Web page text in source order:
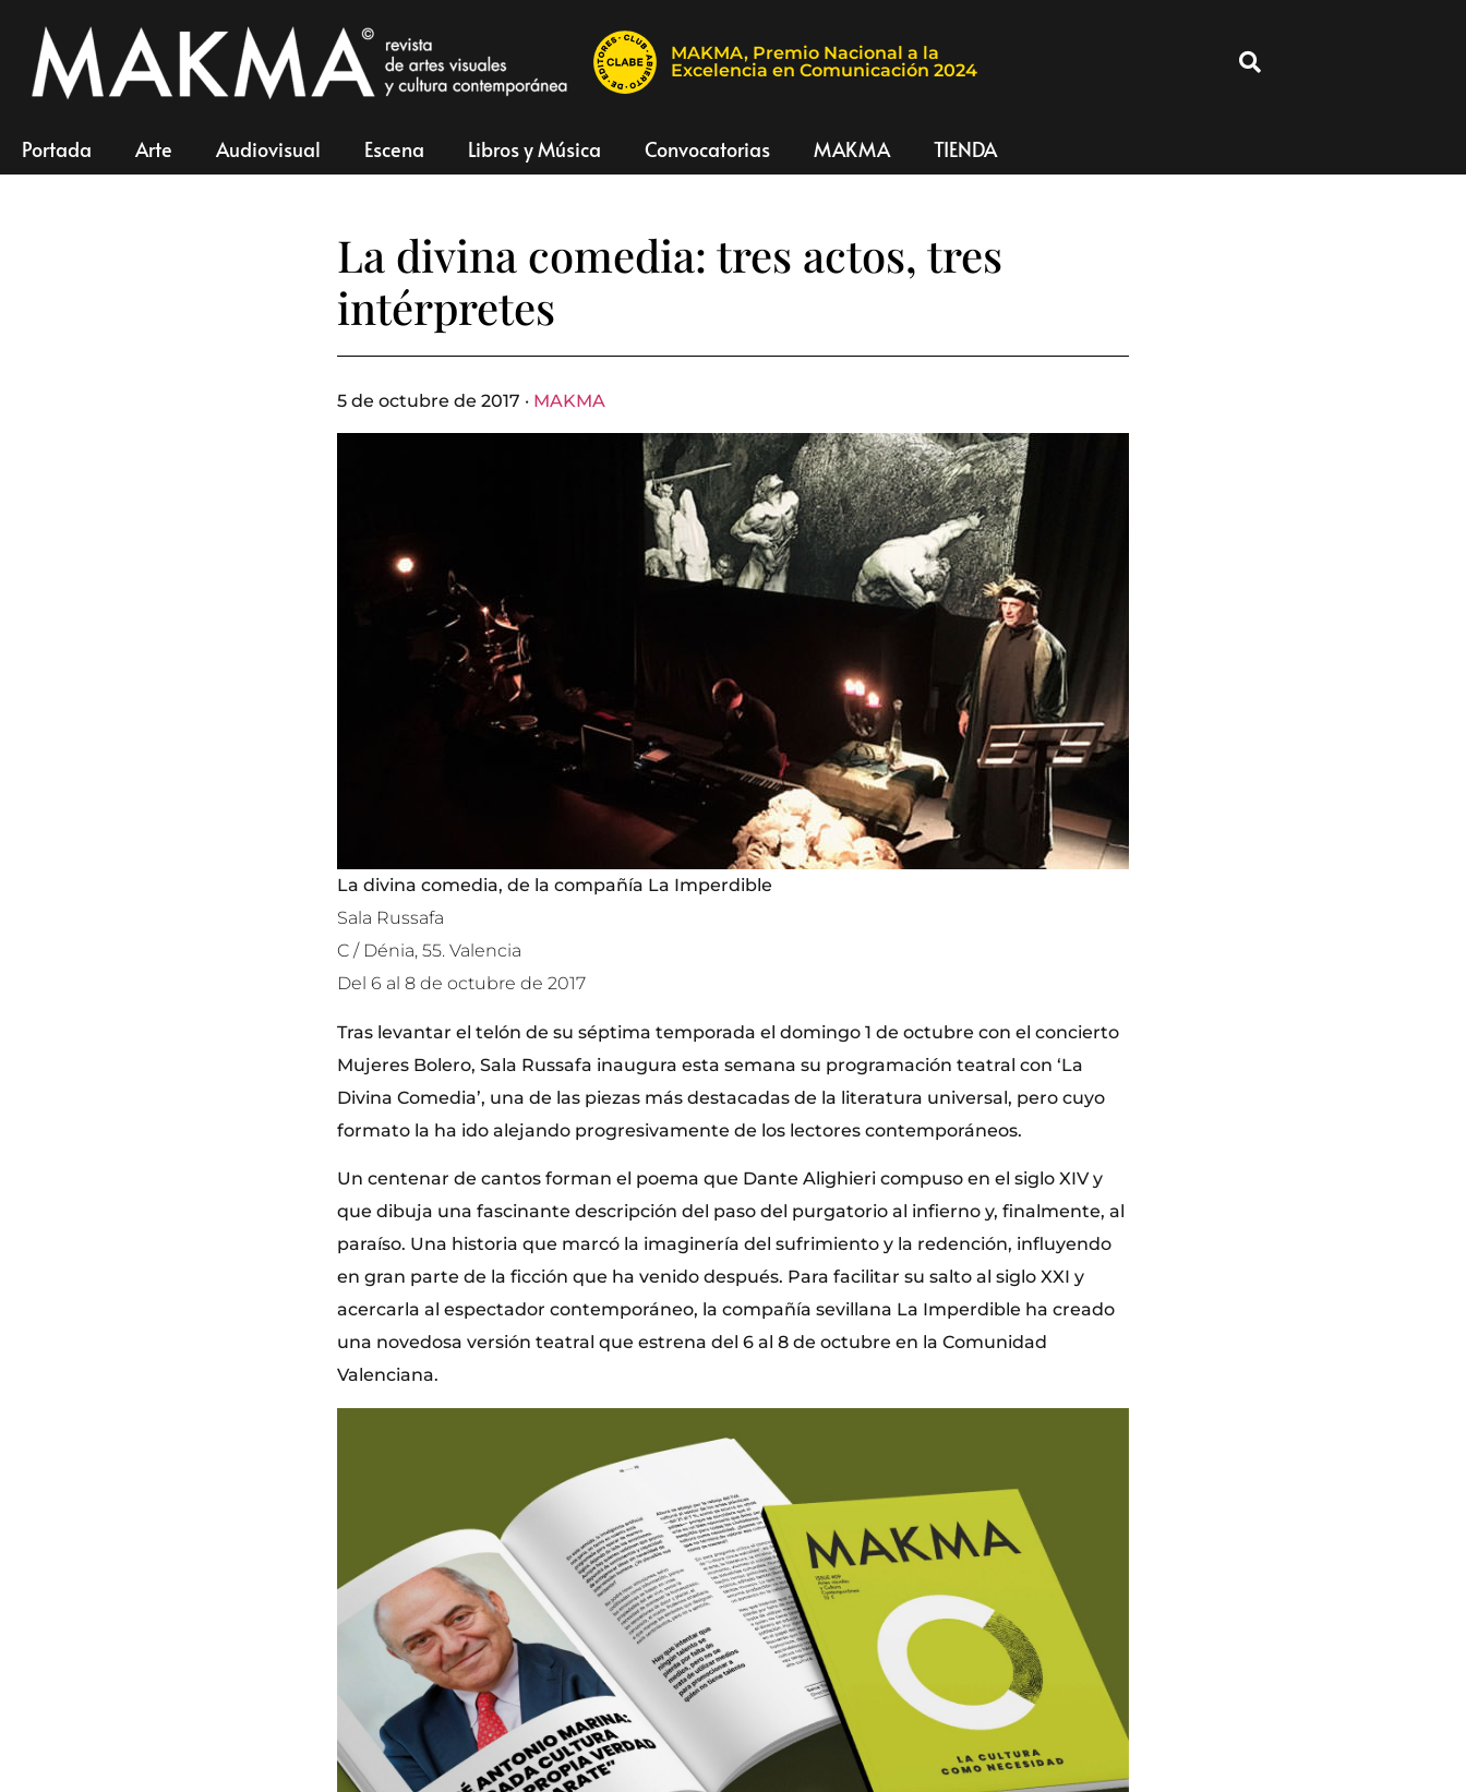
MAKMA, Premio Nacional a la
Excelencia en Comunicación 2024
Portada Arte Audiovisual Escena Libros y Música Convocatorias MAKMA TIENDA
La divina comedia: tres actos, tres
intérpretes
5 de octubre de 2017 · MAKMA
La divina comedia, de la compañía La Imperdible
Sala Russafa
C / Dénia, 55. Valencia
Del 6 al 8 de octubre de 2017
Tras levantar el telón de su séptima temporada el domingo 1 de octubre con el concierto
Mujeres Bolero, Sala Russafa inaugura esta semana su programación teatral con ‘La
Divina Comedia’, una de las piezas más destacadas de la literatura universal, pero cuyo
formato la ha ido alejando progresivamente de los lectores contemporáneos.
Un centenar de cantos forman el poema que Dante Alighieri compuso en el siglo XIV y
que dibuja una fascinante descripción del paso del purgatorio al infierno y, finalmente, al
paraíso. Una historia que marcó la imaginería del sufrimiento y la redención, influyendo
en gran parte de la ficción que ha venido después. Para facilitar su salto al siglo XXI y
acercarla al espectador contemporáneo, la compañía sevillana La Imperdible ha creado
una novedosa versión teatral que estrena del 6 al 8 de octubre en la Comunidad
Valenciana.